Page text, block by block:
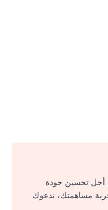
أجل تحسين جودة
مساهمتك، ندعوك